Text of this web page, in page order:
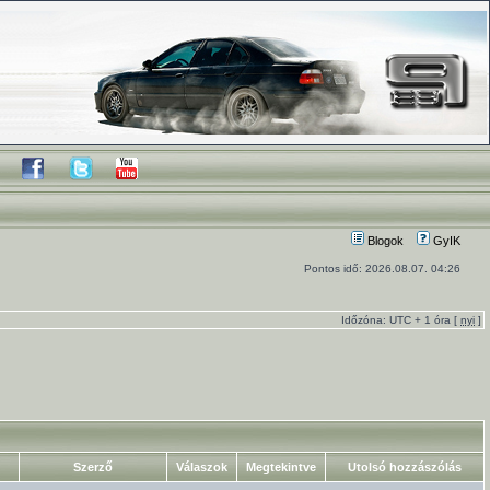
Blogok GyIK
Pontos idő: 2026.08.07. 04:26
Időzóna: UTC + 1 óra [ nyi ]
Szerző Válaszok Megtekintve Utolsó hozzászólás